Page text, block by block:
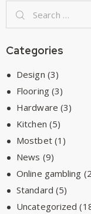
Categories
Design (3)
Flooring(3)
Hardware (3)
Kitchen (5)
Mostbet(1)
News (9)
Online gambling
Standard (5)
Uncategorized